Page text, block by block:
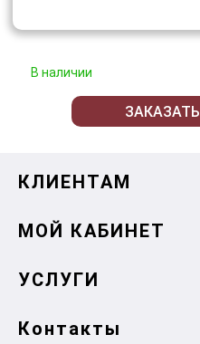
В наличии
ЗАКАЗАТЬ
КЛИЕНТАМ
МОЙ КАБИНЕТ
УСЛУГИ
Контакты